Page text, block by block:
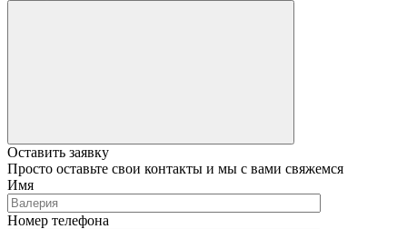
Оставить заявку
Просто оставьте свои контакты и мы с вами свяжемся
Имя
Номер телефона